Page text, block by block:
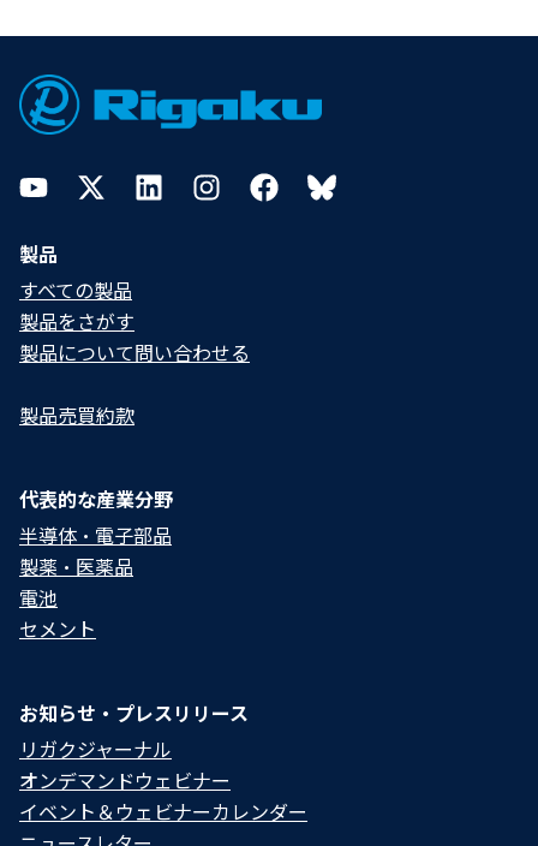
Footer
YouTubeTwitterLinkedInInstagramFacebookBluesky
製品
すべての製品
製品をさがす
製品について問い合わせる​
製品売買約款
代表的な産業分野
半導体・電子部品
製薬・医薬品
電池
セメント
お知らせ・プレスリリース
リガクジャーナル
オンデマンドウェビナー
イベント＆ウェビナーカレンダー